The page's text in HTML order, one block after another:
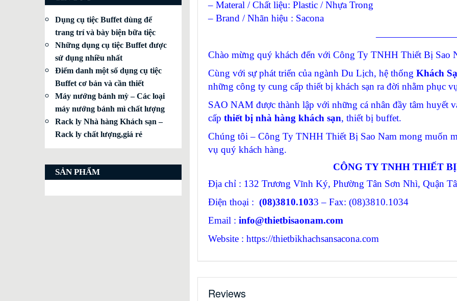
– Materal / Chất liệu: Plastic / Nhựa Trong
– Brand / Nhãn hiệu : Sacona
Chào mừng quý khách đến với Công Ty TNHH Thiết Bị Sao
Cùng với sự phát triển của ngành Du Lịch, hệ thống Khách
những công ty cung cấp thiết bị khách sạn ra đời nhằm phục
SAO NAM được thành lập với những cá nhân đầy tâm huyết
cấp thiết bị nhà hàng khách sạn, thiết bị buffet.
Chúng tôi – Công Ty TNHH Thiết Bị Sao Nam mong muốn
vụ quý khách hàng.
CÔNG TY TNHH THIẾT
Địa chỉ : 132 Trương Vĩnh Ký, Phường Tân Sơn Nhì, Quận
Điện thoại : (08)3810.1033 – Fax: (08)3810.1034
Email : info@thietbisaonam.com
Website : https://thietbikhachsansacona.com
Reviews
Dụng cụ tiệc Buffet dùng để
trang trí và bày biện bữa tiệc
Những dụng cụ tiệc Buffet được
sử dụng nhiều nhất
Điểm danh một số dụng cụ tiệc
Buffet cơ bản và cần thiết
Máy nướng bánh mỳ – Các loại
máy nướng bánh mì chất lượng
Rack ly Nhà hàng Khách sạn –
Rack ly chất lượng,giá rẻ
SẢN PHẨM